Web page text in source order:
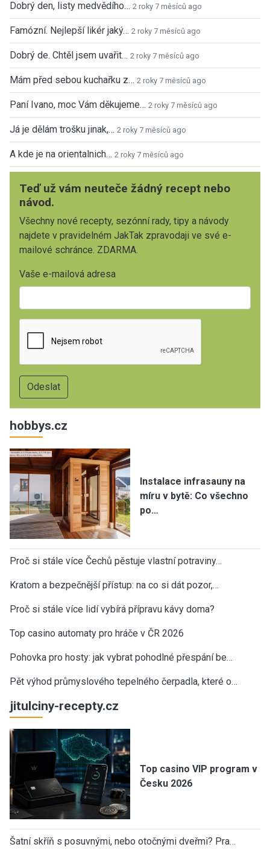
Dobrý den, listy medvědího… 2 roky 7 měsíců ago
Famózní. Nejlepší likér jaký… 2 roky 7 měsíců ago
Dobrý de. Chtěl jsem uvařit… 2 roky 7 měsíců ago
Mám před sebou kuchařku z… 2 roky 7 měsíců ago
Paní Ivano, moc Vám děkujeme… 2 roky 7 měsíců ago
Já je dělám trošku jinak,… 2 roky 7 měsíců ago
A kde je na orientalnich… 2 roky 7 měsíců ago
Teď už vám neuteče žádný recept nebo
návod.
Všechny nové recepty, sezónní rady, tipy a návody
najdete v pravidelném JakTak zpravodaji ve své e-
mailové schránce. ZDARMA.
Vaše e-mailová adresa
hobbys.cz
Instalace infrasauny na
míru v bytě: Co všechno
po…
Proč si stále více Čechů pěstuje vlastní potraviny…
Kratom a bezpečnější přístup: na co si dát pozor,…
Proč si stále více lidí vybírá přípravu kávy doma?
Top casino automaty pro hráče v ČR 2026
Pohovka pro hosty: jak vybrat pohodlné přespání be…
Pět výhod průmyslového tepelného čerpadla, které o…
jitulciny-recepty.cz
Top casino VIP program v
Česku 2026
Šatní skříň s posuvnými, nebo otočnými dveřmi? Pra…